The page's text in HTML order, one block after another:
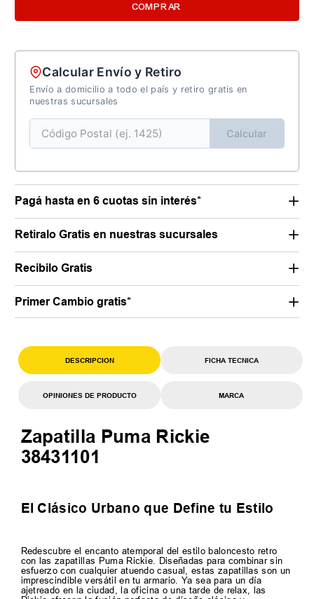
COMPRAR
Calcular Envío y Retiro
Envío a domicilio a todo el país y retiro gratis en
nuestras sucursales
Calcular
Pagá hasta en 6 cuotas sin interés*
Retiralo Gratis en nuestras sucursales
Recibilo Gratis
Primer Cambio gratis*
DESCRIPCION FICHA TECNICA
OPINIONES DE PRODUCTO MARCA
Zapatilla Puma Rickie
38431101
El Clásico Urbano que Define tu Estilo
Redescubre el encanto atemporal del estilo baloncesto retro
con las zapatillas Puma Rickie. Diseñadas para combinar sin
esfuerzo con cualquier atuendo casual, estas zapatillas son un
imprescindible versátil en tu armario. Ya sea para un día
ajetreado en la ciudad, la oficina o una tarde de relax, las